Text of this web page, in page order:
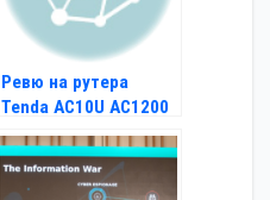
Ревю на рутера
Tenda AC10U AC1200